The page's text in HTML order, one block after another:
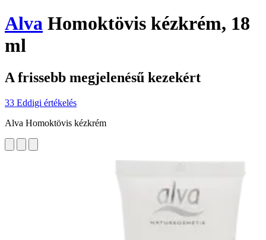
Alva Homoktövis kézkrém, 18
ml
A frissebb megjelenésű kezekért
33 Eddigi értékelés
Alva Homoktövis kézkrém